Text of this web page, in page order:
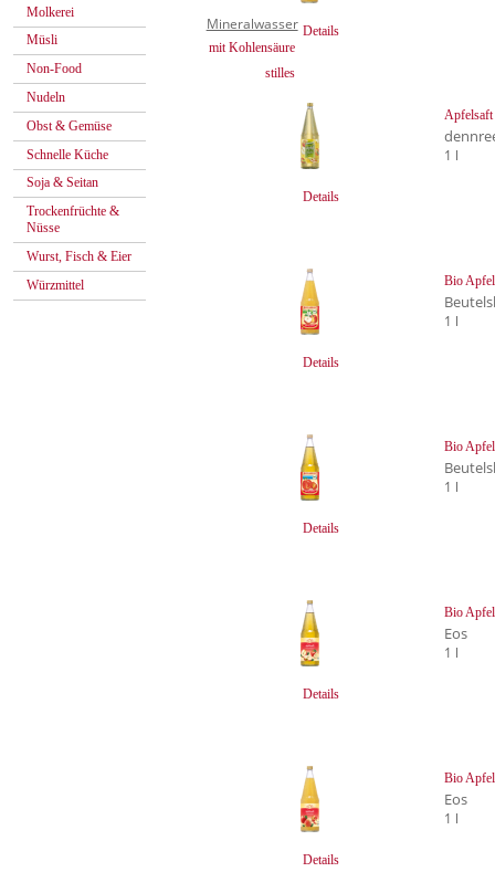
Molkerei
Müsli
Non-Food
Nudeln
Obst & Gemüse
Schnelle Küche
Soja & Seitan
Trockenfrüchte &
Nüsse
Wurst, Fisch & Eier
Würzmittel
Mineralwasser
mit Kohlensäure
stilles
Details
Details
1 l
Details
Bio
1 l
Details
Bio
1 l
Details
Bio
Eos
1 l
Details
Bio
Eos
1 l